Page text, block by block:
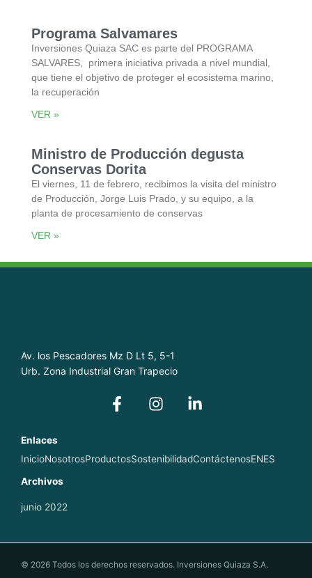
Programa Salvamares
Inversiones Quiaza SAC es parte del PROGRAMA
SALVARES, primera iniciativa privada a nivel mundial,
que tiene el objetivo de proteger el ecosistema marino,
la recuperación
VER »
Ministro de Producción degusta
Conservas Dorita
El viernes, 11 de febrero, recibimos la visita del ministro
de Producción, Jorge Luis Prado, y su equipo, a la
planta de procesamiento de conservas
VER »
Av. los Pescadores Mz D Lt 5, 5-1
Urb. Zona Industrial Gran Trapecio
Enlaces
InicioNosotrosProductosSostenibilidadContáctenosENES
Archivos
junio 2022
© 2026 Todos los derechos reservados. Inversiones Quiaza S.A.